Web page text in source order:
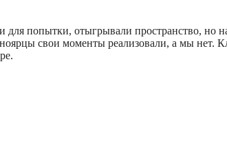
для попытки, отыгрывали пространство,
свои моменты реализовали, а мы